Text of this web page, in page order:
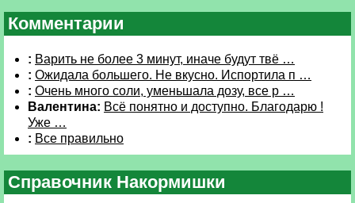
Комментарии
: Варить не более 3 минут, иначе будут твё …
: Ожидала большего. Не вкусно. Испортила п …
: Очень много соли, уменьшала дозу, все р …
Валентина: Всё понятно и доступно. Благодарю !
Уже …
: Все правильно
Справочник Накормишки